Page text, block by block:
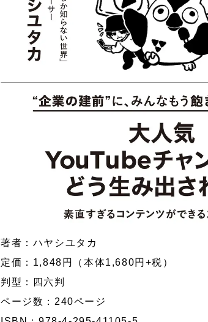
著者：ハヤシユタカ
定価：1,848円（本体1,680円+税）
判型：四六判
ページ数：240ページ